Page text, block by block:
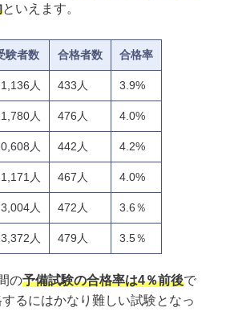
といえます。
験者数 合格者数 合格率
人 433人 3.9%
人 476人 4.0%
人 442人 4.2%
人 467人 4.0%
人 472人 3.6％
人 479人 3.5％
の予備試験の合格率は4％前後で
るにはかなり難しい試験となっ